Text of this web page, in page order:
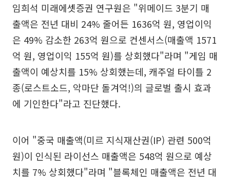
임희석 미래에셋증권 연구원은 "위메이드 3분기 매
출액은 전년 대비 24% 줄어든 1636억 원, 영업이익
은 49% 감소한 263억 원으로 컨센서스(매출액 1571
억 원, 영업이익 155억 원)를 상회했다"라며 "게임 매
출액이 예상치를 15% 상회했는데, 캐주얼 타이틀 2
종(로스트소드, 악마단 돌겨억!)의 글로벌 출시 효과
에 기인한다"라고 진단했다.
이어 "중국 매출액(미르 지식재산권(IP) 관련 500억
원)이 인식된 라이선스 매출액은 548억 원으로 예상
치를 7% 상회했다"라며 "블록체인 매출액은 전년 대